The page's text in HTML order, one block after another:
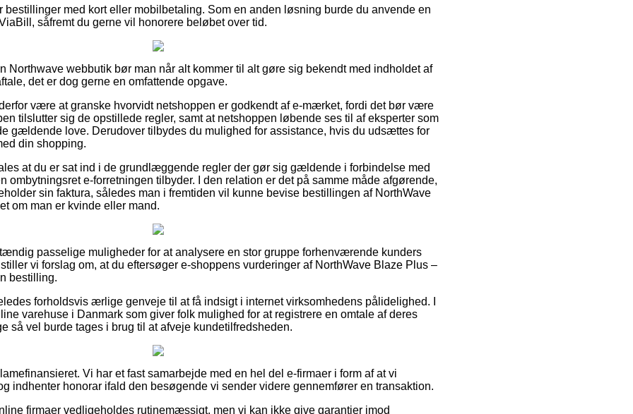
bestillinger med kort eller mobilbetaling. Som en anden løsning burde du anvende en
såfremt du gerne vil honorere beløbet over tid.
Northwave webbutik bør man når alt kommer til alt gøre sig bekendt med indholdet af
det er dog gerne en omfattende opgave.
være at granske hvorvidt netshoppen er godkendt af e-mærket, fordi det bør være
tilslutter sig de opstillede regler, samt at netshoppen løbende ses til af eksperter som
gældende love. Derudover tilbydes du mulighed for assistance, hvis du udsættes for
din shopping.
at du er sat ind i de grundlæggende regler der gør sig gældende i forbindelse med
ombytningsret e-forretningen tilbyder. I den relation er det på samme måde afgørende,
sin faktura, således man i fremtiden vil kunne bevise bestillingen af NorthWave
om man er kvinde eller mand.
passelige muligheder for at analysere en stor gruppe forhenværende kunders
vi forslag om, at du eftersøger e-shoppens vurderinger af NorthWave Blaze Plus –
bestilling.
forholdsvis ærlige genveje til at få indsigt i internet virksomhedens pålidelighed. I
varehuse i Danmark som giver folk mulighed for at registrere en omtale af deres
så vel burde tages i brug til at afveje kundetilfredsheden.
Vi har et fast samarbejde med en hel del e-firmaer i form af at vi
indhenter honorar ifald den besøgende vi sender videre gennemfører en transaktion.
firmaer vedligeholdes rutinemæssigt, men vi kan ikke give garantier imod